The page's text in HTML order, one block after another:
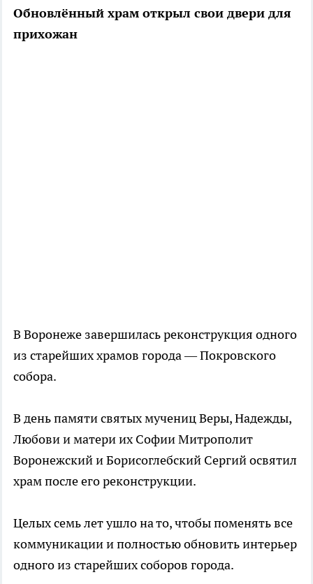
Обновлённый храм открыл свои двери для
прихожан
В Воронеже завершилась реконструкция одного
из старейших храмов города — Покровского
собора.
В день памяти святых мучениц Веры, Надежды,
Любови и матери их Софии Митрополит
Воронежский и Борисоглебский Сергий освятил
храм после его реконструкции.
Целых семь лет ушло на то, чтобы поменять все
коммуникации и полностью обновить интерьер
одного из старейших соборов города.